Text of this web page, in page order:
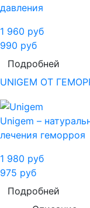
давления
1 960 руб
990 руб
Подробней
UNIGEM ОТ
Unigem –
лечения геморроя
1 980 руб
975 руб
Подробней